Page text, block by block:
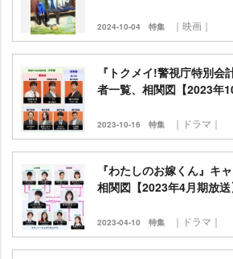
2024-10-04 特集 ｜映画｜
『トクメイ!警視庁特別会
者一覧、相関図【2023年
2023-10-16 特集 ｜ドラマ｜
『わたしのお嫁くん』キ
相関図【2023年4月期放送
2023-04-10 特集 ｜ドラマ｜